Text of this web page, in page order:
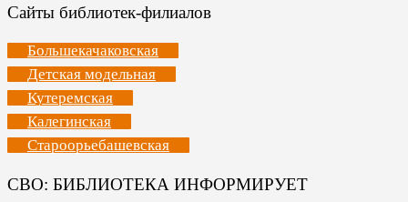
Сайты библиотек-филиалов
Большекачаковская
Детская модельная
Кутеремская
Калегинская
Староорьебашевская
СВО: БИБЛИОТЕКА ИНФОРМИРУЕТ